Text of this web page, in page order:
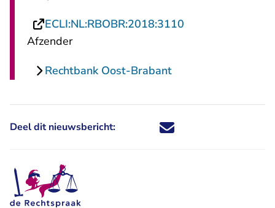
ECLI:NL:RBOBR:2018:3110
Afzender
Rechtbank Oost-Brabant
Deel dit nieuwsbericht: Deel dit nieuwsbericht via X -
Deel dit nieuwsbericht via
Deel dit nieuwsbericht
Deel dit